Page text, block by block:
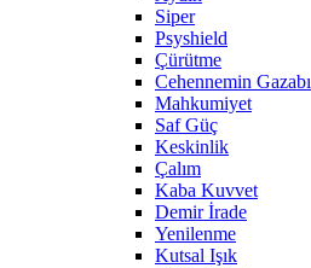
Siper
Psyshield
Çürütme
Cehennemin Gazabı
Mahkumiyet
Saf Güç
Keskinlik
Çalım
Kaba Kuvvet
Demir İrade
Yenilenme
Kutsal Işık